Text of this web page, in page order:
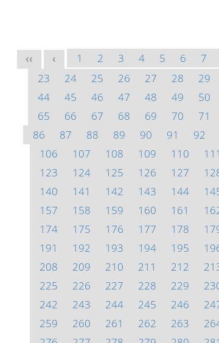
<< < 1 2 3 4 5 6 7
23
24 25 26 27 28 29
44
45 46 47 48 49 50
65
66 67 68 69 70 71
86
87 88 89 90 91 92
106
107 108 109 110 111
123
124 125 126 127
140
141 142 143 144
157
158 159 160 161
174
175 176 177 178
191
192 193 194 195
208
209 210 211 212
225
226 227 228 229
242
243 244 245 246
259
260 261 262 263